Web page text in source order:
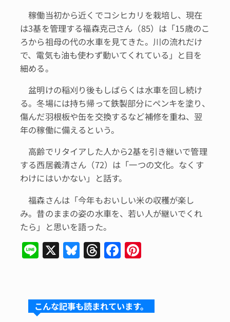
稼働当初から近くでコシヒカリを栽培し、現在
は3基を管理する福森克己さん（85）は「15歳のこ
ろから祖母の代の水車を見てきた。川の流れだけ
で、電気も油も使わず動いてくれている」と目を
細める。
盆明けの稲刈り後もしばらくは水車を回し続け
る。冬場には持ち帰って鉄製部分にペンキを塗り、
傷んだ羽根板や缶を交換するなど補修を重ね、翌
年の稼働に備えるという。
高齢でリタイアした人から2基を引き継いで管理
する西居義清さん（72）は「一つの文化。なくす
わけにはいかない」と話す。
福森さんは「今年もおいしい米の収穫が楽し
み。昔のままの姿の水車を、若い人が継いでくれ
たら」と思いを語った。
Li X Bl
s
k
T
a
d
F
e
b
re
st
こんな記事も読まれています。